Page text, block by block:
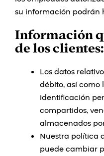
su información podrán
Información
de los clientes:
Los datos
débito, así
identificación
compartidos,
almacenados
Nuestra política
puede cambiar